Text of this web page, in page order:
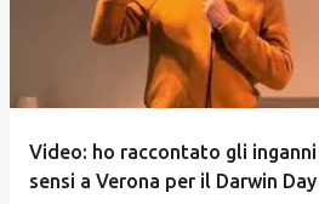
Video: ho raccontato gli
sensi a Verona per il Darwin Day